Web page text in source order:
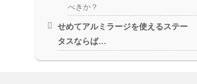
べきか？
せめてアルミラージを使えるステー
タスならば…